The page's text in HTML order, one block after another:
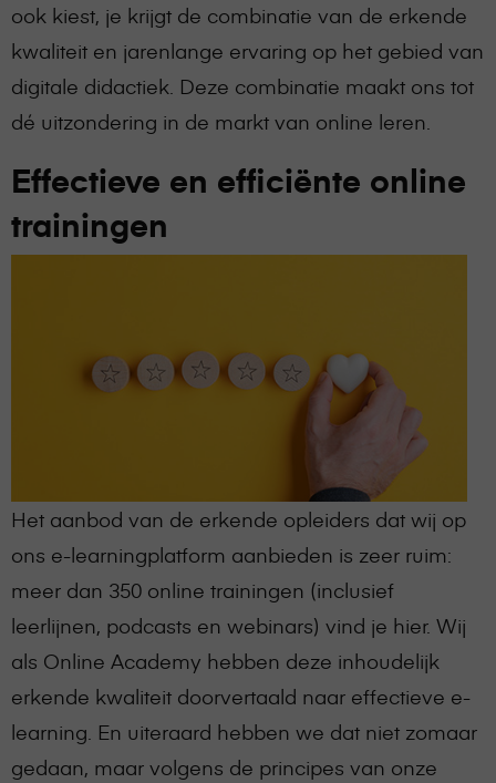
ook kiest, je krijgt de combinatie van de erkende
kwaliteit en jarenlange ervaring op het gebied van
digitale didactiek. Deze combinatie maakt ons tot
dé uitzondering in de markt van online leren.
Effectieve en efficiënte online
trainingen
Het aanbod van de erkende opleiders dat wij op
ons e-learningplatform aanbieden is zeer ruim:
meer dan 350 online trainingen (inclusief
leerlijnen, podcasts en webinars) vind je hier. Wij
als Online Academy hebben deze inhoudelijk
erkende kwaliteit doorvertaald naar effectieve e-
learning. En uiteraard hebben we dat niet zomaar
gedaan, maar volgens de principes van onze